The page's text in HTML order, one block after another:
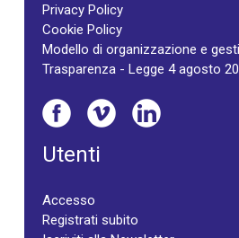
Privacy Policy
Cookie Policy
Modello di organizzazione e
Trasparenza - Legge 4 agosto
Utenti
Accesso
Registrati subito